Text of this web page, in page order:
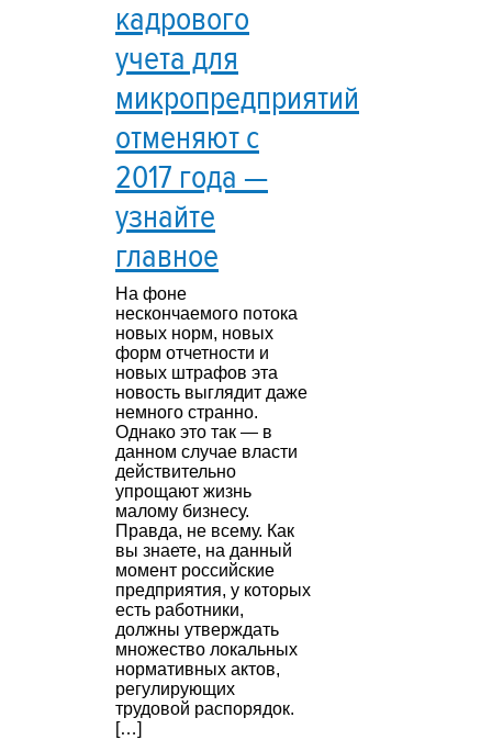
кадрового
учета для
микропредприятий
отменяют с
2017 года —
узнайте
главное
На фоне
нескончаемого потока
новых норм, новых
форм отчетности и
новых штрафов эта
новость выглядит даже
немного странно.
Однако это так — в
данном случае власти
действительно
упрощают жизнь
малому бизнесу.
Правда, не всему. Как
вы знаете, на данный
момент российские
предприятия, у которых
есть работники,
должны утверждать
множество локальных
нормативных актов,
регулирующих
трудовой распорядок.
[…]